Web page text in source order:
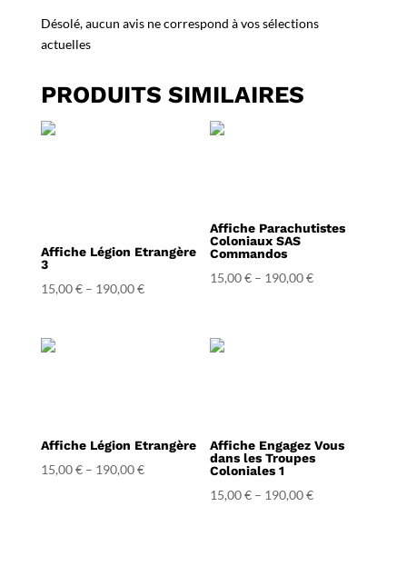
Désolé, aucun avis ne correspond à vos sélections
actuelles
PRODUITS SIMILAIRES
Affiche Légion Etrangère
3
15,00€– 190,00€
Affiche Parachutistes
Coloniaux SAS
Commandos
15,00€ – 190,00€
Affiche Légion Etrangère
15,00€– 190,00€
Affiche Engagez Vous
dans les Troupes
Coloniales 1
15,00€ – 190,00€